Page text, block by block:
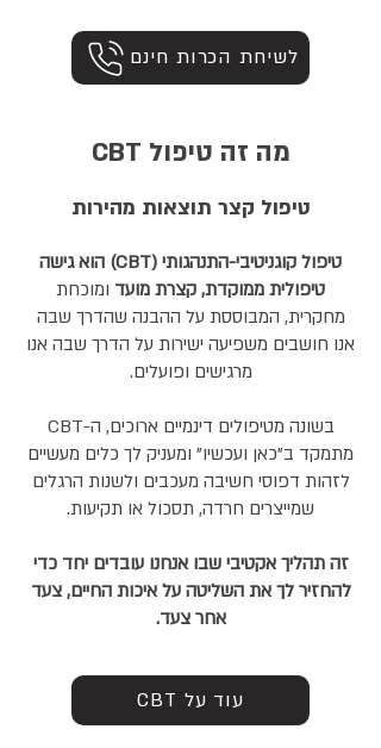
לשיחת הכרות חינם
מה זה טיפול CBT
טיפול קצר תוצאות מהירות
טיפול קוגניטיבי-התנהגותי (CBT) הוא
גישה
טיפולית ממוקדת, קצרת מועד ומוכחת
מחקרית, המבוססת על ההבנה שהדרך שבה
אנו חושבים משפיעה ישירות על הדרך שבה אנו
מרגישים ופועלים.
בשונה מטיפולים דינמיים ארוכים, ה-CBT
מתמקד ב"כאן ועכשיו" ומעניק לך כלים מעשיים
לזהות דפוסי חשיבה מעכבים ולשנות הרגלים
שמייצרים חרדה, תסכול או תקיעות.
זה תהליך אקטיבי שבו אנחנו עובדים יחד כדי
להחזיר לך את השליטה על איכות החיים, צעד
אחר צעד.
CBT עוד על